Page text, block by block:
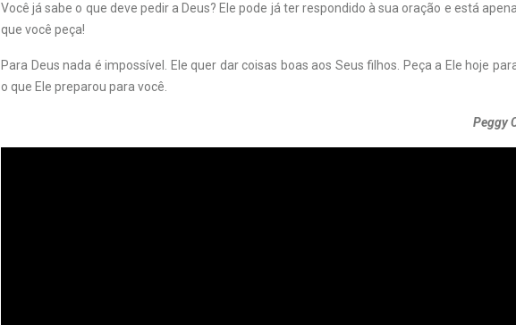
Você já sabe o que deve pedir a Deus? Ele pode já ter respondido à sua oração e está
que você peça!
Para Deus nada é impossível. Ele quer dar coisas boas aos Seus filhos. Peça a Ele hoje
o que Ele preparou para você.
Peggy